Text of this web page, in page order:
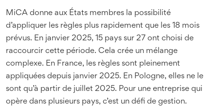
MiCA donne aux États membres la possibilité
d’appliquer les règles plus rapidement que les 18 mois
prévus. En janvier 2025, 15 pays sur 27 ont choisi de
raccourcir cette période. Cela crée un mélange
complexe. En France, les règles sont pleinement
appliquées depuis janvier 2025. En Pologne, elles ne le
sont qu’à partir de juillet 2025. Pour une entreprise qui
opère dans plusieurs pays, c’est un défi de gestion.